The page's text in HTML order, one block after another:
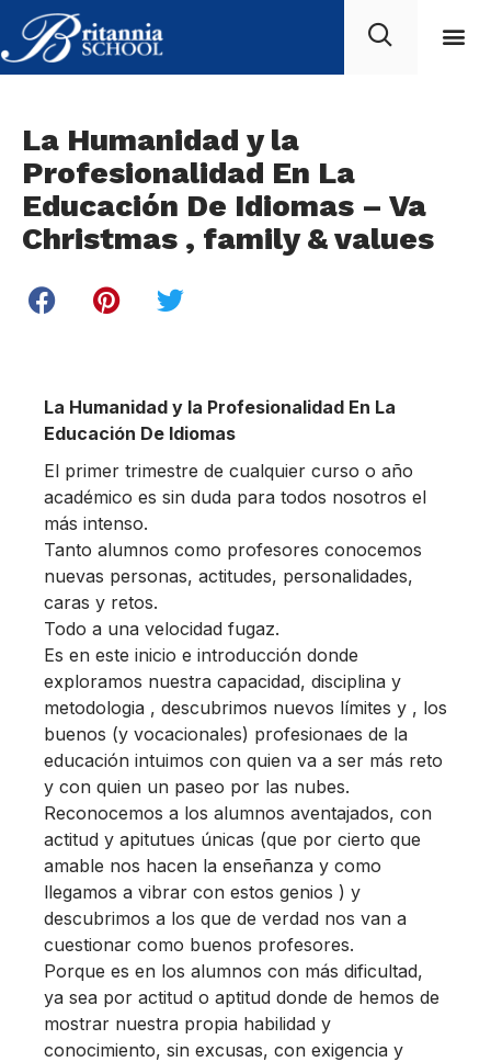
La Humanidad y la
Profesionalidad En La
Educación De Idiomas – Va
Christmas , family & values
La Humanidad y la Profesionalidad En La
Educación De Idiomas
El primer trimestre de cualquier curso o año
académico es sin duda para todos nosotros el
más intenso.
Tanto alumnos como profesores conocemos
nuevas personas, actitudes, personalidades,
caras y retos.
Todo a una velocidad fugaz.
Es en este inicio e introducción donde
exploramos nuestra capacidad, disciplina y
metodologia , descubrimos nuevos límites y , los
buenos (y vocacionales) profesionaes de la
educación intuimos con quien va a ser más reto
y con quien un paseo por las nubes.
Reconocemos a los alumnos aventajados, con
actitud y apitutues únicas (que por cierto que
amable nos hacen la enseñanza y como
llegamos a vibrar con estos genios ) y
descubrimos a los que de verdad nos van a
cuestionar como buenos profesores.
Porque es en los alumnos con más dificultad,
ya sea por actitud o aptitud donde de hemos de
mostrar nuestra propia habilidad y
conocimiento, sin excusas, con exigencia y